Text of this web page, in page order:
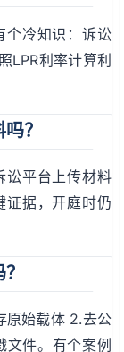
个冷知识：诉讼
LPR利率计算利
？
讼平台上传材料
证据，开庭时仍
原始载体 2.去公
文件。有个案例